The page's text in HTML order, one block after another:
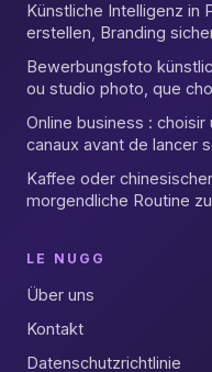
Künstliche Intelligenz in
erstellen, Branding
Bewerbungsfoto
ou studio photo, que
Online business :
canaux avant de lancer
Kaffee oder
morgendliche Routine
LE NUGG
Über uns
Kontakt
Datenschutzrichtlinie